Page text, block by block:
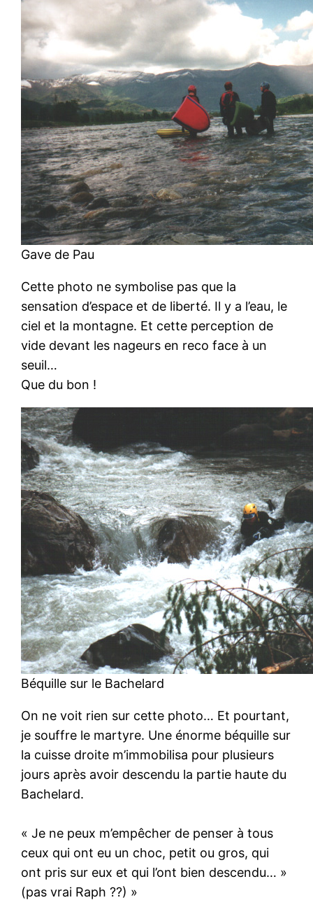
Gave de Pau
Cette photo ne symbolise pas que la
sensation d’espace et de liberté. Il y a l’eau, le
ciel et la montagne. Et cette perception de
vide devant les nageurs en reco face à un
seuil…
Que du bon !
Béquille sur le Bachelard
On ne voit rien sur cette photo… Et pourtant,
je souffre le martyre. Une énorme béquille sur
la cuisse droite m’immobilisa pour plusieurs
jours après avoir descendu la partie haute du
Bachelard.
« Je ne peux m’empêcher de penser à tous
ceux qui ont eu un choc, petit ou gros, qui
ont pris sur eux et qui l’ont bien descendu… »
(pas vrai Raph ??) »